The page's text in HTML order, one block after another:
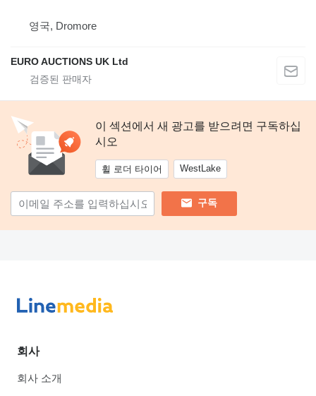
영국, Dromore
EURO AUCTIONS UK Ltd
이 섹션에서 새 광고를 받으려면 구독하십
시오
휠 로더 타이어 WestLake
구독
회사
회사 소개